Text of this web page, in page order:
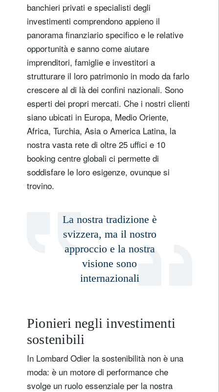
banchieri privati e specialisti degli
investimenti comprendono appieno il
panorama finanziario specifico e le relative
opportunità e sanno come aiutare
imprenditori, famiglie e investitori a
strutturare il loro patrimonio in modo da farlo
crescere al di là dei confini nazionali. Sono
esperti dei propri mercati. Che i nostri clienti
siano ubicati in Europa, Medio Oriente,
Africa, Turchia, Asia o America Latina, la
nostra vasta rete di oltre 25 uffici e 10
booking centre globali ci permette di
soddisfare le loro esigenze, ovunque si
trovino.
La nostra tradizione è
svizzera, ma il nostro
approccio e la nostra
visione sono
internazionali
Pionieri negli investimenti
sostenibili
In Lombard Odier la sostenibilità non è una
moda: è un motore di performance che
svolge un ruolo essenziale per la nostra